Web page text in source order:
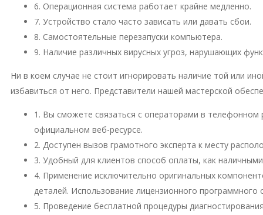
6. Операционная система работает крайне медленно.
7. Устройство стало часто зависать или давать сбои.
8. Самостоятельные перезапуски компьютера.
9. Наличие различных вирусных угроз, нарушающих
Ни в коем случае не стоит игнорировать наличие той или
избавиться от него. Представители нашей мастерской
1. Вы сможете связаться с операторами в
официальном веб-ресурсе.
2. Доступен вызов грамотного эксперта к месту
3. Удобный для клиентов способ оплаты, как
4. Применение исключительно оригинальных
деталей. Использование лицензионного
5. Проведение бесплатной процедуры